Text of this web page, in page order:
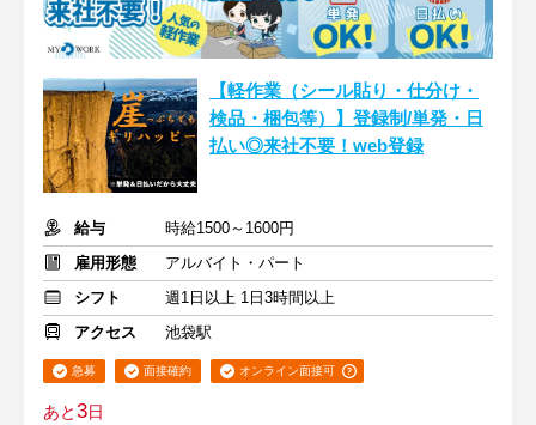
【軽作業（シール貼り・仕分け・
検品・梱包等）】登録制/単発・日
払い◎来社不要！web登録
給与
時給1500～1600円
雇用形態
アルバイト・パート
シフト
週1日以上 1日3時間以上
アクセス
池袋駅
急募 面接確約 オンライン面接可
あと3日